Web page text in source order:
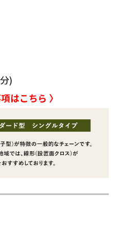
)
はこちら 〉